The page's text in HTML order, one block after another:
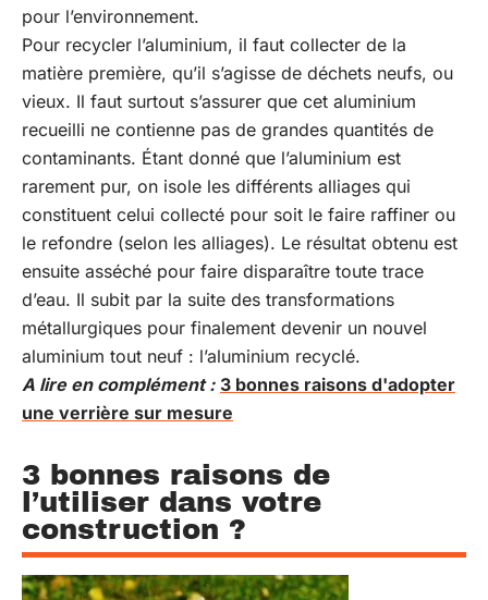
pour l’environnement.
Pour recycler l’aluminium, il faut collecter de la
matière première, qu’il s’agisse de déchets neufs, ou
vieux. Il faut surtout s’assurer que cet aluminium
recueilli ne contienne pas de grandes quantités de
contaminants. Étant donné que l’aluminium est
rarement pur, on isole les différents alliages qui
constituent celui collecté pour soit le faire raffiner ou
le refondre (selon les alliages). Le résultat obtenu est
ensuite asséché pour faire disparaître toute trace
d’eau. Il subit par la suite des transformations
métallurgiques pour finalement devenir un nouvel
aluminium tout neuf : l’aluminium recyclé.
A lire en complément : 3 bonnes raisons d'adopter
une verrière sur mesure
3 bonnes raisons de
l’utiliser dans votre
construction ?